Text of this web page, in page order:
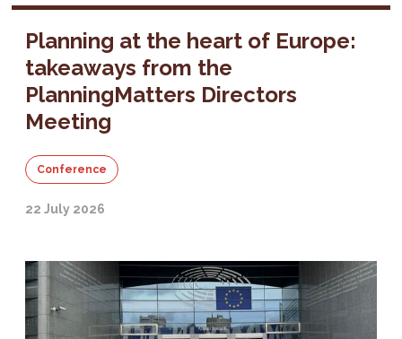
Planning at the heart of Europe:
takeaways from the
PlanningMatters Directors
Meeting
Conference
22 July 2026